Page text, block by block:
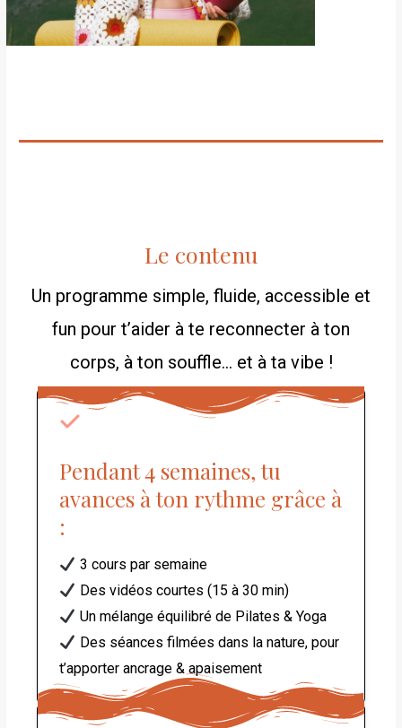
Le contenu
Un programme simple, fluide, accessible et
fun pour t’aider à te reconnecter à ton
corps, à ton souffle… et à ta vibe !
Pendant 4 semaines, tu
avances à ton rythme grâce à
:
3 cours par semaine
Des vidéos courtes (15 à 30 min)
Un mélange équilibré de Pilates & Yoga
Des séances filmées dans la nature, pour
t’apporter ancrage & apaisement